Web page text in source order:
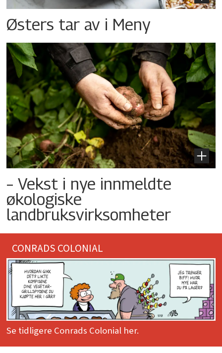
Østers tar av i Meny
– Vekst i nye innmeldte
økologiske
landbruksvirksomheter
CONRADS COLONIAL
Se tidligere Conrads Colonial her.